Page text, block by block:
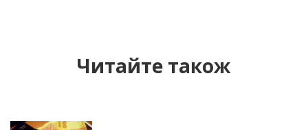
Читайте також